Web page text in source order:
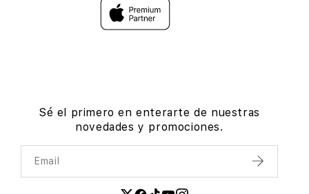
Sé el primero en enterarte de nuestras
novedades y promociones.
Email